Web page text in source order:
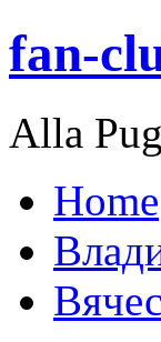
fan-
Alla
Home